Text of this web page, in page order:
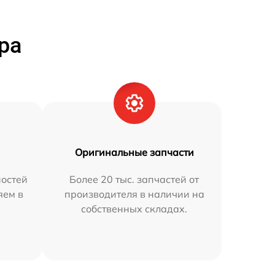
в
Оригинальные запчасти
Более 20 тыс. запчастей от
производителя в наличии на
собственных складах.